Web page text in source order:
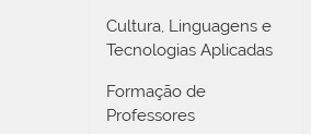
Cultura, Linguagens e
Tecnologias Aplicadas
Formação de
Professores